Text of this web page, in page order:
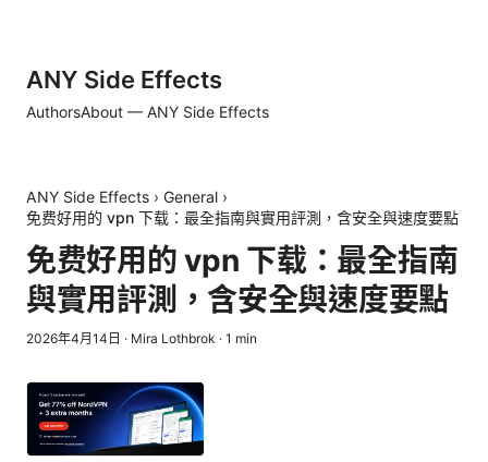
ANY Side Effects
AuthorsAbout — ANY Side Effects
ANY Side Effects › General ›
免费好用的 vpn 下载：最全指南與實用評測，含安全與速度要點
免费好用的 vpn 下载：最全指南
與實用評測，含安全與速度要點
2026年4月14日 · Mira Lothbrok · 1 min